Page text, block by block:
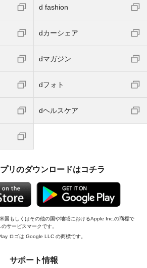
d fashion
dカーシェア
dマガジン
dフォト
dヘルスケア
リのダウンロードはコチラ
国もしくはその他の国や地域におけるApple Inc.の商標で
サービスマークです。
ロゴは Google LLC の商標です。
サポート情報